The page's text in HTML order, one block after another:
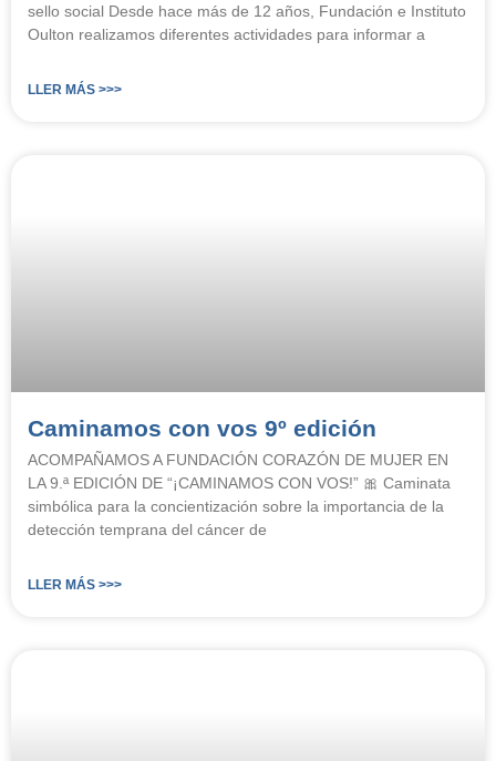
sello social Desde hace más de 12 años, Fundación e Instituto
Oulton realizamos diferentes actividades para informar a
LLER MÁS >>>
Caminamos con vos 9º edición
ACOMPAÑAMOS A FUNDACIÓN CORAZÓN DE MUJER EN
LA 9.ª EDICIÓN DE “¡CAMINAMOS CON VOS!” 🎀 Caminata
simbólica para la concientización sobre la importancia de la
detección temprana del cáncer de
LLER MÁS >>>